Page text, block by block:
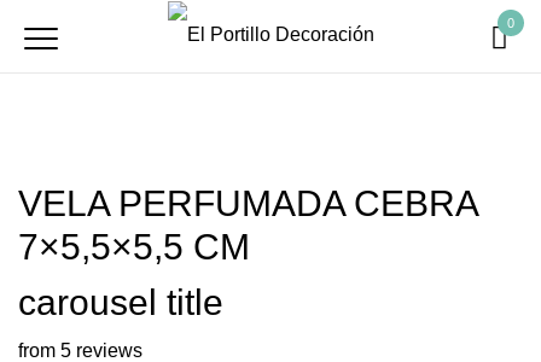
0
VELA PERFUMADA CEBRA
7×5,5×5,5 CM
carousel title
from 5 reviews